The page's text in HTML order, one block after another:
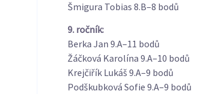
Šmigura Tobias 8.B–8 bodů
9. ročník:
Berka Jan 9.A–11 bodů
Žáčková Karolína 9.A–10 bodů
Krejčiřík Lukáš 9.A–9 bodů
Podškubková Sofie 9.A–9 bodů